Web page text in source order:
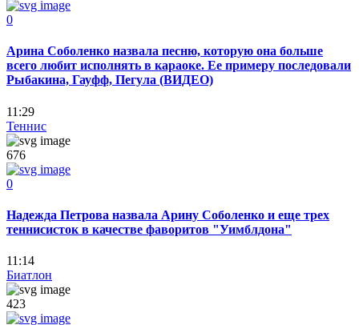
0
Арина Соболенко назвала песню, которую она больше
всего любит исполнять в караоке. Ее примеру последовали
Рыбакина, Гауфф, Пегула (ВИДЕО)
11:29
Теннис
676
0
Надежда Петрова назвала Арину Соболенко и еще трех
теннисисток в качестве фаворитов "Уимблдона"
11:14
Биатлон
423